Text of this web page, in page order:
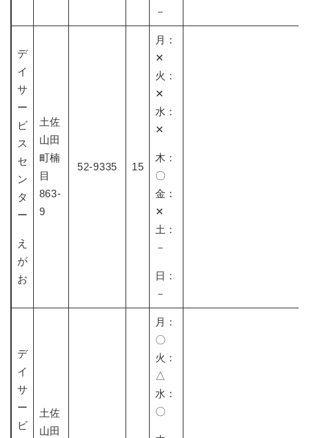
－
デ
イ
サ
ー
ビ
ス
セ
ン
タ
ー
え
が
お
土佐
山田
町楠
目
863-
9
52-9335 15
月：
✕
火：
✕
水：
✕
木：
〇
金：
✕
土：
－
日：
－
デ
イ
サ
ー
ビ
土佐
山田
月：
〇
火：
△
水：
〇